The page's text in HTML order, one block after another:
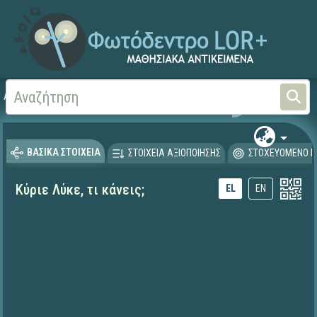
Αρχική Ξένες Γλώσσες -
ΒΑΣΙΚΑ ΣΤΟΙΧΕΙΑ ΣΤΟΙΧΕΙΑ ΑΞΙΟΠΟΙΗΣΗΣ ΣΤΟΧΕΥΟΜΕΝΟ
Κύριε Λύκε, τι κάνεις; EL EN